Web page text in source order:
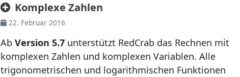
Komplexe Zahlen
22. Februar 2016
Ab Version 5.7unterstützt RedCrab das Rechnen mit
komplexen Zahlen und komplexen Variablen. Alle
trigonometrischen und logarithmischen Funktionen